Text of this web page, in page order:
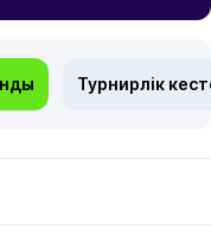
Турнирлік